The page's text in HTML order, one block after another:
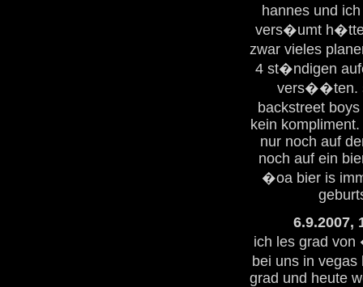
hannes und
vers�umt
zwar vieles
4 st�ndigen
vers��ten.
backstreet
kein
nur noch auf
noch auf ein
�oa bier is
6.9.2007,
ich les grad von
bei uns in
grad und heute